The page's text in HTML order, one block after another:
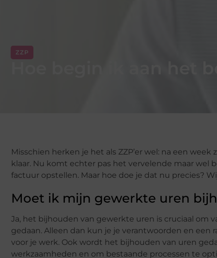
ZZP
Misschien herken je het als ZZP’er wel: na een
klaar. Nu komt echter pas het vervelende maar wel
factuur opstellen. Maar hoe doe je dat nu precies?
Moet ik mijn gewerkte uren
Ja, het bijhouden van gewerkte uren is cruciaal om
gedaan. Alleen dan kun je je verantwoorden en
voor je werk. Ook wordt het bijhouden van uren
werkzaamheden en om bestaande processen te